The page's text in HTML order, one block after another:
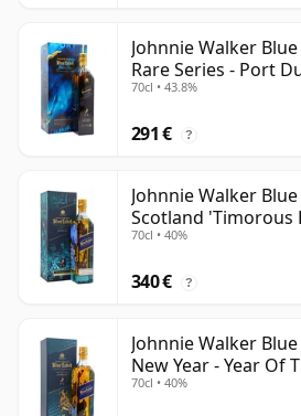
Johnnie Walker
Rare Series - Port
70cl • 43.8%
291 € ?
Johnnie Walker
Scotland 'Timorous
70cl • 40%
340 € ?
Johnnie Walker
New Year - Year Of
70cl • 40%